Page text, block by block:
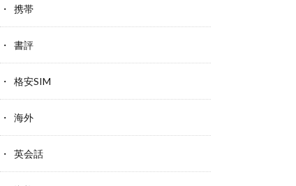
携帯
書評
格安SIM
海外
英会話